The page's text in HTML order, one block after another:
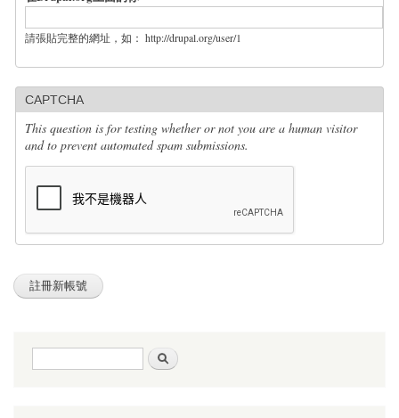
請張貼完整的網址，如： http://drupal.org/user/1
CAPTCHA
This question is for testing whether or not you are a human visitor
and to prevent automated spam submissions.
搜尋表單